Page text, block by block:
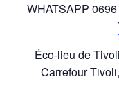
WHATSAPP
Éco-lieu de
Carrefour